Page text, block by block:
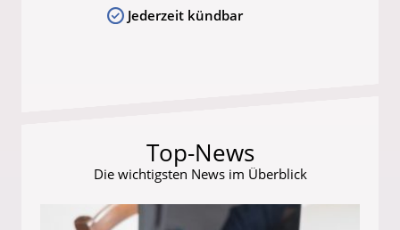
Jederzeit kündbar
Top-News
Die wichtigsten News im Überblick